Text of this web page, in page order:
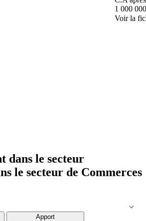
1 000
Voir la
dans le secteur
le secteur de Commerces
Apport